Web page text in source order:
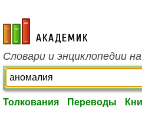
academic.ru
Словари и энциклопедии
Толкования Переводы